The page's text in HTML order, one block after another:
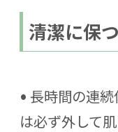
清潔に保
• 長時間の連
は必ず外して